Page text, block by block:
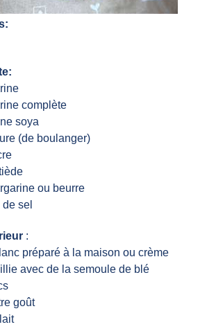
complète
soya
(de boulanger)
ou beurre
sel
:
préparé à la maison ou crème
avec de la semoule de blé
goût